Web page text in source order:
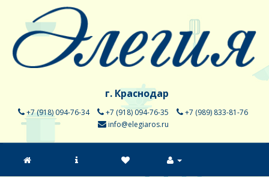
г. Краснодар
+7 (918) 094-76-34 +7 (918) 094-76-35
+7 (989) 833-81-76
info@elegiaros.ru